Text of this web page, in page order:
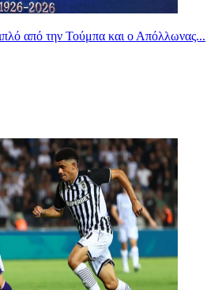
από την Τούμπα και ο Απόλλωνας...